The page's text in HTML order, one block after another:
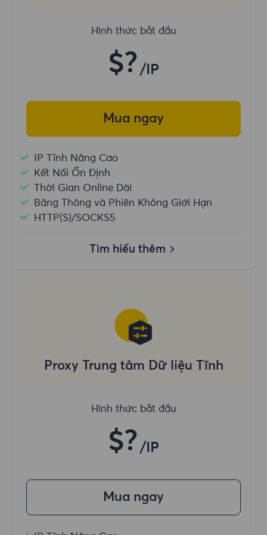
Hình thức bắt đầu
$? /IP
Mua ngay
IP Tĩnh Nâng Cao
Kết Nối Ổn Định
Thời Gian Online Dài
Băng Thông và Phiên Không Giới Hạn
HTTP(S)/SOCKS5
Tìm hiểu thêm
Proxy Trung tâm Dữ liệu Tĩnh
Hình thức bắt đầu
$? /IP
Mua ngay